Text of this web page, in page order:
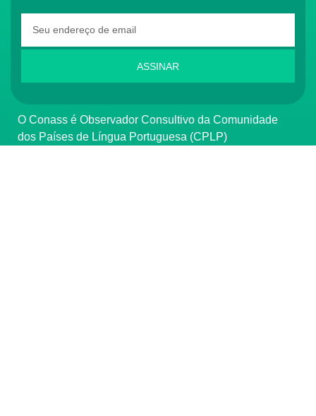
ASSINAR
O Conass é Observador Consultivo da Comunidade
dos Países de Língua Portuguesa (CPLP)